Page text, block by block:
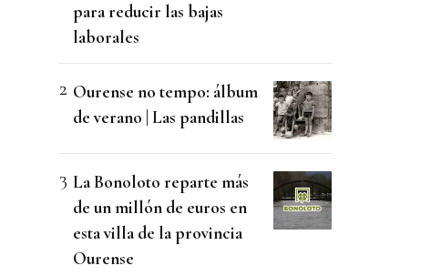
para reducir las bajas
laborales
Ourense no tempo: álbum
de verano | Las pandillas
La Bonoloto reparte más
de un millón de euros en
esta villa de la provincia
Ourense